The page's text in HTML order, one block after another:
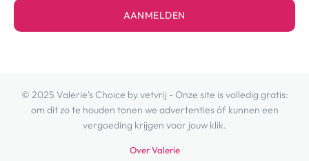
AANMELDEN
© 2025 Valerie's Choice by vetvrij - Onze site is volledig gratis:
om dit zo te houden tonen we advertenties óf kunnen een
vergoeding krijgen voor jouw klik.
Over Valerie